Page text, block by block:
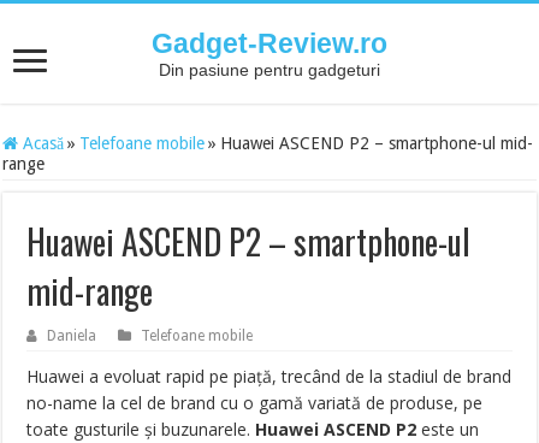
Gadget-Review.ro
Din pasiune pentru gadgeturi
Acasă » Telefoane mobile » Huawei ASCEND P2 – smartphone-ul mid-
range
Huawei ASCEND P2 – smartphone-ul
mid-range
Daniela Telefoane mobile
Huawei a evoluat rapid pe piață, trecând de la stadiul de brand
no-name la cel de brand cu o gamă variată de produse, pe
toate gusturile și buzunarele. Huawei ASCEND P2 este un